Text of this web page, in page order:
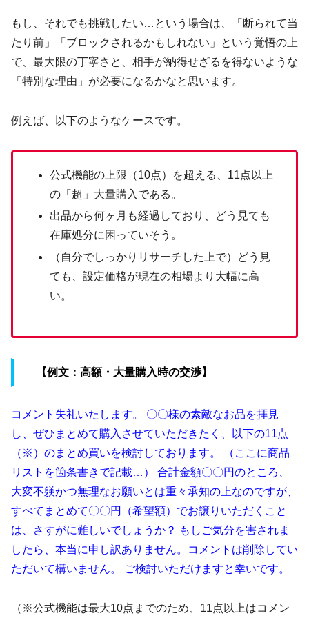
もし、それでも挑戦したい…という場合は、「断られて当
たり前」「ブロックされるかもしれない」という覚悟の上
で、最大限の丁寧さと、相手が納得せざるを得ないような
「特別な理由」が必要になるかなと思います。
例えば、以下のようなケースです。
公式機能の上限（10点）を超える、11点以上
の「超」大量購入である。
出品から何ヶ月も経過しており、どう見ても
在庫処分に困っていそう。
（自分でしっかりリサーチした上で）どう見
ても、設定価格が現在の相場より大幅に高
い。
【例文：高額・大量購入時の交渉】
コメント失礼いたします。 〇〇様の素敵なお品を拝見
し、ぜひまとめて購入させていただきたく、以下の11点
（※）のまとめ買いを検討しております。 （ここに商品
リストを箇条書きで記載…） 合計金額〇〇円のところ、
大変不躾かつ無理なお願いとは重々承知の上なのですが、
すべてまとめて〇〇円（希望額）でお譲りいただくこと
は、さすがに難しいでしょうか？ もしご気分を害されま
したら、本当に申し訳ありません。コメントは削除してい
ただいて構いません。 ご検討いただけますと幸いです。
（※公式機能は最大10点までのため、11点以上はコメン